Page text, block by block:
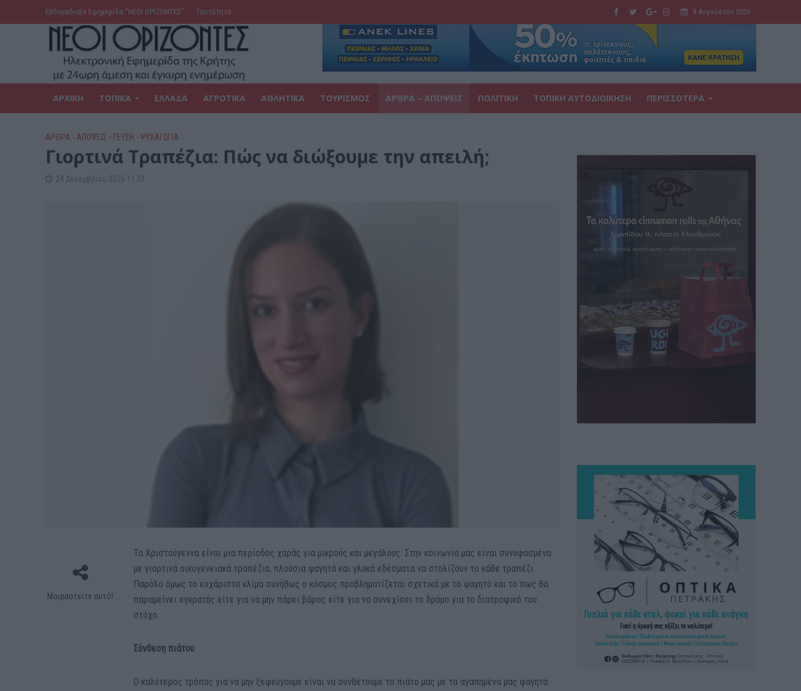
Εβδομαδιαία Εφημερίδα ‘’ΝΕΟΙ ΟΡΙΖΟΝΤΕΣ’’ Ταυτότητα 9 Αυγούστου 2026
ΑΡΧΙΚΗ ΤΟΠΙΚΑ ΕΛΛΑΔΑ ΑΓΡΟΤΙΚΑ ΑΘΛΗΤΙΚΑ ΤΟΥΡΙΣΜΟΣ ΑΡΘΡΑ – ΑΠΟΨΕΙΣ ΠΟΛΙΤΙΚΗ ΤΟΠΙΚΗ ΑΥΤΟΔΙΟΙΚΗΣΗ ΠΕΡΙΣΣΟΤΕΡΑ
ΑΡΘΡΑ - ΑΠΟΨΕΙΣ • ΓΕΎΣΗ - ΨΥΧΑΓΩΓΊΑ
Γιορτινά Τραπέζια: Πώς να διώξουμε την απειλή;
24 Δεκεμβρίου 2025 11:51
Μοιραστείτε αυτό!
Τα Χριστούγεννα είναι μια περίοδος χαράς για μικρούς και μεγάλους. Στην κοινωνία μας είναι συνυφασμένα
με γιορτινά οικογενειακά τραπέζια, πλούσια φαγητά και γλυκά εδέσματα να στολίζουν το κάθε τραπέζι.
Παρόλο όμως το ευχάριστο κλίμα συνήθως ο κόσμος προβληματίζεται σχετικά με το φαγητό και το πως θα
παραμείνει εγκρατής είτε για να μην πάρει βάρος είτε για να συνεχίσει το δρόμο για το διατροφικό του
στόχο.
Σύνθεση πιάτου
Ο καλύτερος τρόπος για να μην ξεφεύγουμε είναι να συνθέτουμε το πιάτο μας με τα αγαπημένα μας φαγητά